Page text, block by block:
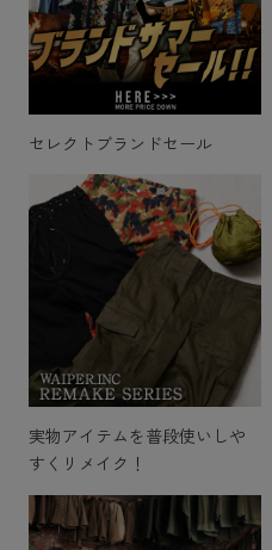
セレクトブランドセール
実物アイテムを普段使いしや
すくリメイク！